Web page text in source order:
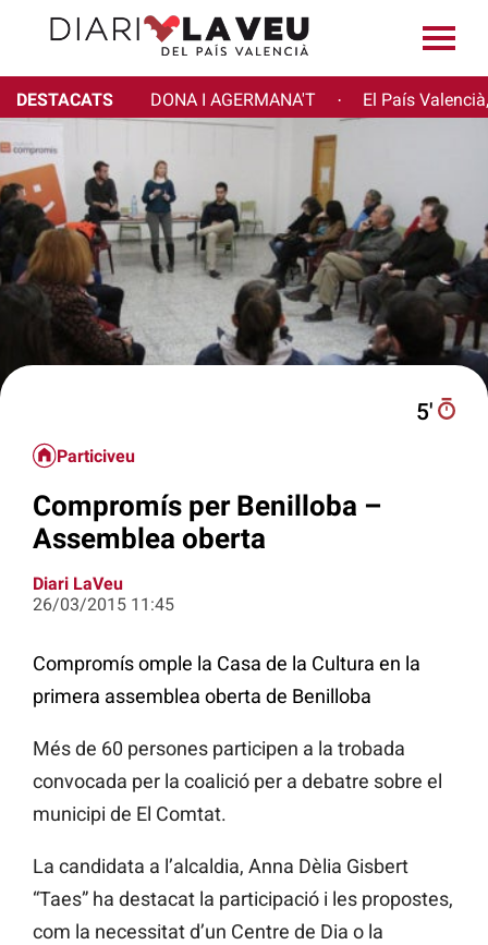
DESTACATS DONA I AGERMANA'T · El País
5′
Particiveu
Compromís per Benilloba –
Assemblea oberta
Diari LaVeu
26/03/2015 11:45
Compromís omple la Casa de la Cultura en la
primera assemblea oberta de Benilloba
Més de 60 persones participen a la trobada
convocada per la coalició per a debatre sobre el
municipi de El Comtat.
La candidata a l’alcaldia, Anna Dèlia Gisbert
“Taes” ha destacat la participació i les propostes,
com la necessitat d’un Centre de Dia o la